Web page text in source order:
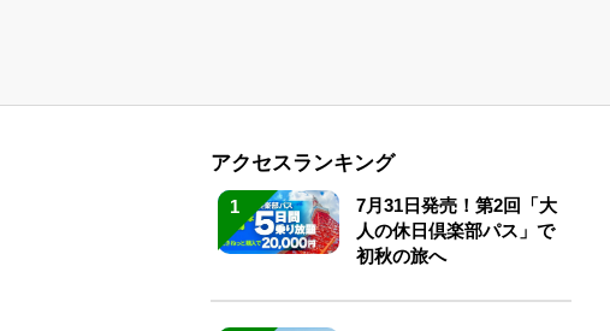
アクセスランキング
1
7月31日発売！第2回「大
人の休日倶楽部パス」で
初秋の旅へ